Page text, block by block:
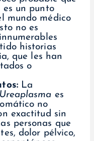
es un punto
mundo médico
no es
historias
que les han
o
La
es
no
exactitud sin
personas que
dolor pélvico,